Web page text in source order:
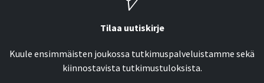
Tilaa uutiskirje
Kuule ensimmäisten joukossa tutkimuspalveluistamme sekä
kiinnostavista tutkimustuloksista.